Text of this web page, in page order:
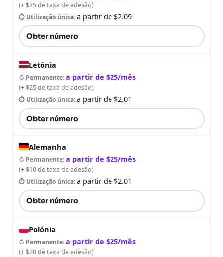
(+ $25 de taxa de adesão)
⏱ Utilização única:a partir de $2.09
Obter número
Letónia
↻ Permanente:a partir de $25/mês
(+ $25 de taxa de adesão)
⏱ Utilização única:a partir de $2.01
Obter número
Alemanha
↻ Permanente:a partir de $25/mês
(+ $10 de taxa de adesão)
⏱ Utilização única:a partir de $2.01
Obter número
Polónia
↻ Permanente:a partir de $25/mês
(+ $20 de taxa de adesão)